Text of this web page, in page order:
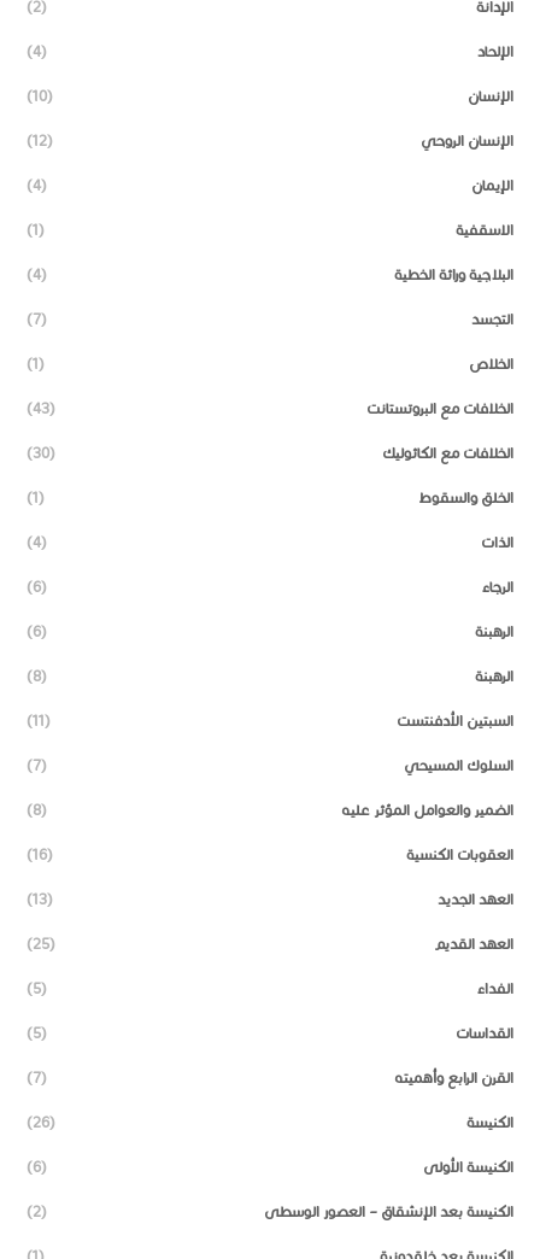
الإدانة (2)
الإلحاد (4)
الإنسان (10)
الإنسان الروحي (12)
الإيمان (4)
الاسقفية (1)
البلاجية وراثة الخطية (4)
التجسد (7)
الخلاص (1)
الخلافات مع البروتستانت (43)
الخلافات مع الكاثوليك (30)
الخلق والسقوط (1)
الذات (4)
الرجاء (6)
الرهبنة (6)
الرهبنة (8)
السبتين الأدفنتست (11)
السلوك المسيحي (7)
الضمير والعوامل المؤثر عليه (8)
العقوبات الكنسية (16)
العهد الجديد (13)
العهد القديم (25)
الفداء (5)
القداسات (5)
القرن الرابع وأهميته (7)
الكنيسة (26)
الكنيسة الأولى (6)
الكنيسة بعد الإنشقاق – العصور الوسطى (2)